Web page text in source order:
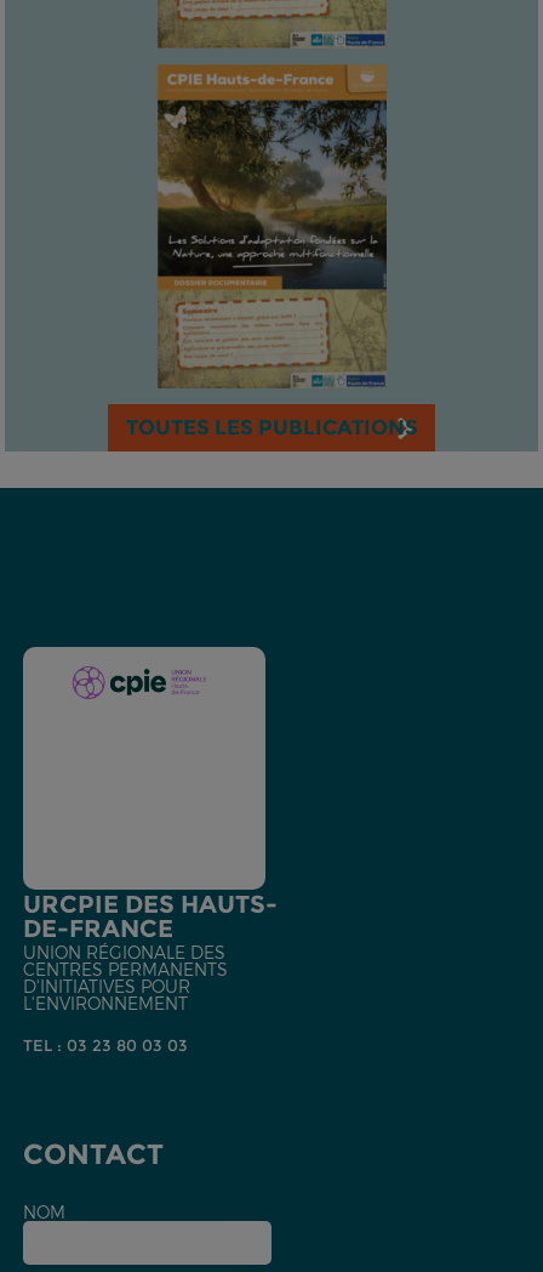
TOUTES LES PUBLICATIONS
URCPIE DES HAUTS-
DE-FRANCE
UNION RÉGIONALE DES
CENTRES PERMANENTS
D'INITIATIVES POUR
L'ENVIRONNEMENT
TEL : 03 23 80 03 03
CONTACT
NOM